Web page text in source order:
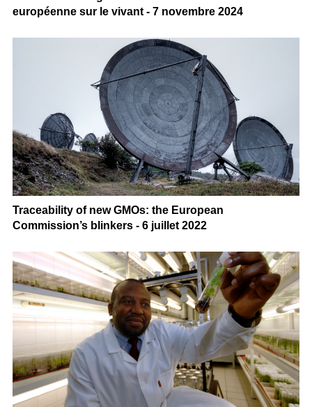
européenne sur le vivant - 7 novembre 2024
Traceability of new GMOs: the European
Commission’s blinkers - 6 juillet 2022